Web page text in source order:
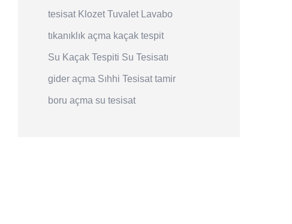
tesisat Klozet Tuvalet Lavabo
tıkanıklık açma kaçak tespit
Su Kaçak Tespiti Su Tesisatı
gider açma Sıhhi Tesisat tamir
boru açma su tesisat